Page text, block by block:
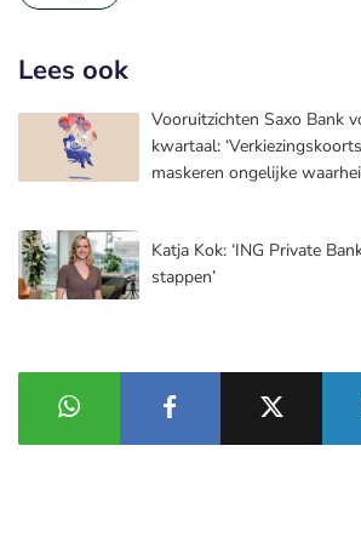
Lees ook
Vooruitzichten Saxo Bank
kwartaal:
maskeren ongelijke
Katja Kok: ‘ING Private
stappen’